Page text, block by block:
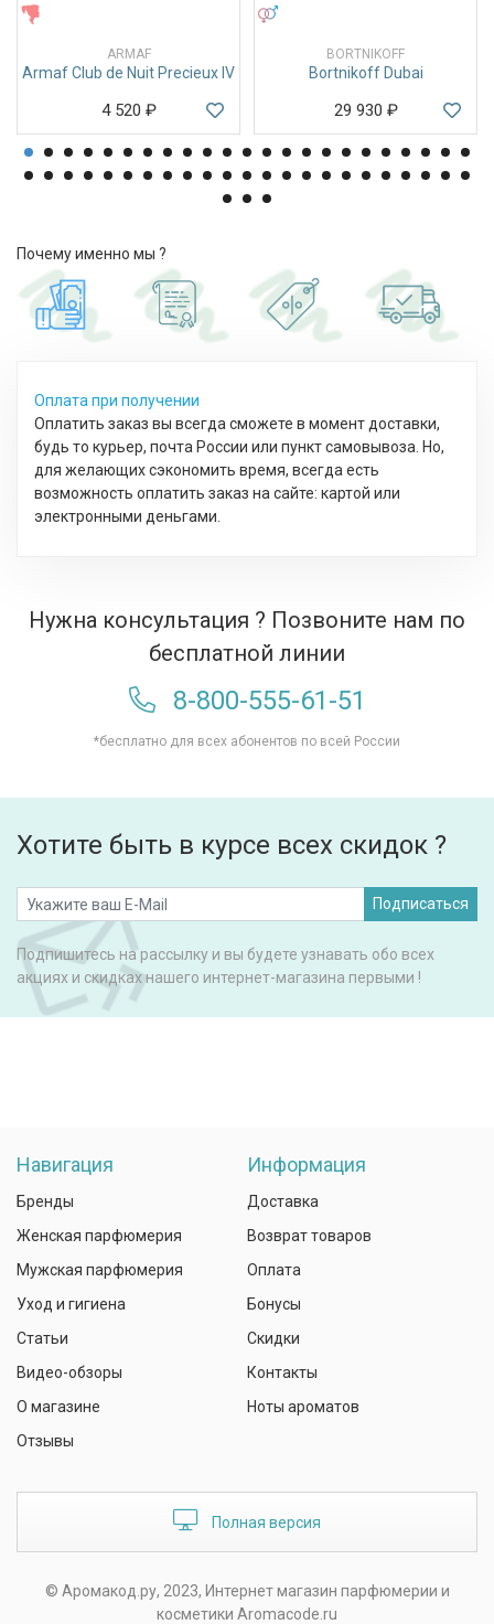
ARMAF
Armaf Club de Nuit Precieux IV
4 520 ₽
BORTNIKOFF
Bortnikoff Dubai
29 930 ₽
Почему именно мы ?
Оплата при получении
Оплатить заказ вы всегда сможете в момент доставки,
будь то курьер, почта России или пункт самовывоза. Но,
для желающих сэкономить время, всегда есть
возможность оплатить заказ на сайте: картой или
электронными деньгами.
Нужна консультация ? Позвоните нам по
бесплатной линии
8-800-555-61-51
*бесплатно для всех абонентов по всей России
Хотите быть в курсе всех скидок ?
Подписаться
Подпишитесь на рассылку и вы будете узнавать обо всех
акциях и скидках нашего интернет-магазина первыми !
Навигация
Бренды
Женская парфюмерия
Мужская парфюмерия
Уход и гигиена
Статьи
Видео-обзоры
О магазине
Отзывы
Информация
Доставка
Возврат товаров
Оплата
Бонусы
Скидки
Контакты
Ноты ароматов
Полная версия
© Аромакод.ру, 2023, Интернет магазин парфюмерии и
косметики Aromacode.ru